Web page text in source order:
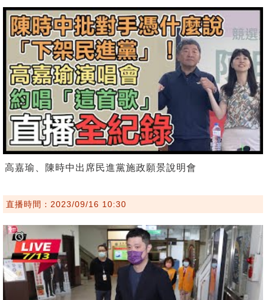
高嘉瑜、陳時中出席民進黨施政願景說明會
直播時間：2023/09/16 10:30